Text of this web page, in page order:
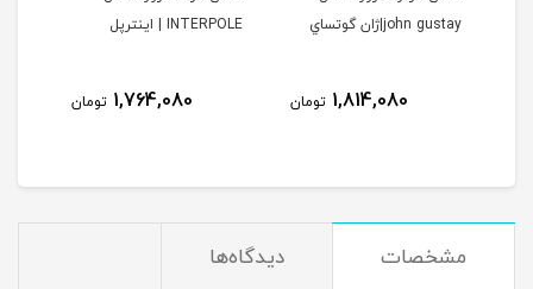
john gustay|ژان گوتساي
1,814,080 تومان
INTERPOLE | اينترپل
1,764,080 تومان
مشخصات دیدگاه‌ها